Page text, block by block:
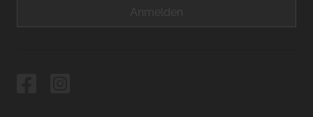
Anmelden